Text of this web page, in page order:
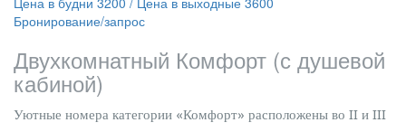
Бронирование/запрос
Двухкомнатный Комфорт (с душевой
кабиной)
Уютные номера категории «Комфорт» расположены во II и III